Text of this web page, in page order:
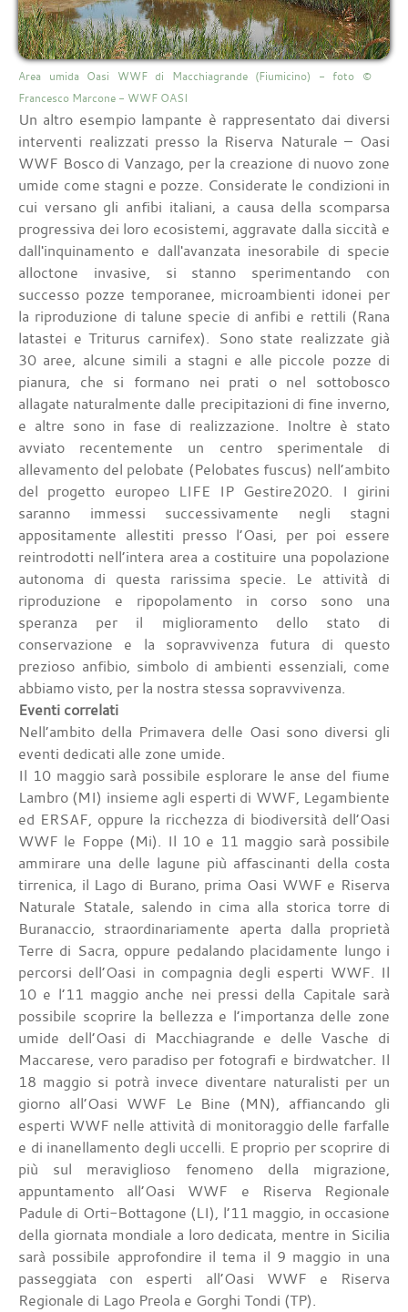
Area umida Oasi WWF di Macchiagrande (Fiumicino) - foto ©
Francesco Marcone - WWF OASI
Un altro esempio lampante è rappresentato dai diversi
interventi realizzati presso la Riserva Naturale – Oasi
WWF Bosco di Vanzago, per la creazione di nuovo zone
umide come stagni e pozze. Considerate le condizioni in
cui versano gli anfibi italiani, a causa della scomparsa
progressiva dei loro ecosistemi, aggravate dalla siccità e
dall'inquinamento e dall'avanzata inesorabile di specie
alloctone invasive, si stanno sperimentando con
successo pozze temporanee, microambienti idonei per
la riproduzione di talune specie di anfibi e rettili (Rana
latastei e Triturus carnifex). Sono state realizzate già
30 aree, alcune simili a stagni e alle piccole pozze di
pianura, che si formano nei prati o nel sottobosco
allagate naturalmente dalle precipitazioni di fine inverno,
e altre sono in fase di realizzazione. Inoltre è stato
avviato recentemente un centro sperimentale di
allevamento del pelobate (Pelobates fuscus) nell’ambito
del progetto europeo LIFE IP Gestire2020. I girini
saranno immessi successivamente negli stagni
appositamente allestiti presso l’Oasi, per poi essere
reintrodotti nell’intera area a costituire una popolazione
autonoma di questa rarissima specie. Le attività di
riproduzione e ripopolamento in corso sono una
speranza per il miglioramento dello stato di
conservazione e la sopravvivenza futura di questo
prezioso anfibio, simbolo di ambienti essenziali, come
abbiamo visto, per la nostra stessa sopravvivenza.
Eventi correlati
Nell’ambito della Primavera delle Oasi sono diversi gli
eventi dedicati alle zone umide.
Il 10 maggio sarà possibile esplorare le anse del fiume
Lambro (MI) insieme agli esperti di WWF, Legambiente
ed ERSAF, oppure la ricchezza di biodiversità dell’Oasi
WWF le Foppe (Mi). Il 10 e 11 maggio sarà possibile
ammirare una delle lagune più affascinanti della costa
tirrenica, il Lago di Burano, prima Oasi WWF e Riserva
Naturale Statale, salendo in cima alla storica torre di
Buranaccio, straordinariamente aperta dalla proprietà
Terre di Sacra, oppure pedalando placidamente lungo i
percorsi dell’Oasi in compagnia degli esperti WWF. Il
10 e l’11 maggio anche nei pressi della Capitale sarà
possibile scoprire la bellezza e l’importanza delle zone
umide dell’Oasi di Macchiagrande e delle Vasche di
Maccarese, vero paradiso per fotografi e birdwatcher. Il
18 maggio si potrà invece diventare naturalisti per un
giorno all’Oasi WWF Le Bine (MN), affiancando gli
esperti WWF nelle attività di monitoraggio delle farfalle
e di inanellamento degli uccelli. E proprio per scoprire di
più sul meraviglioso fenomeno della migrazione,
appuntamento all’Oasi WWF e Riserva Regionale
Padule di Orti-Bottagone (LI), l’11 maggio, in occasione
della giornata mondiale a loro dedicata, mentre in Sicilia
sarà possibile approfondire il tema il 9 maggio in una
passeggiata con esperti all’Oasi WWF e Riserva
Regionale di Lago Preola e Gorghi Tondi (TP).